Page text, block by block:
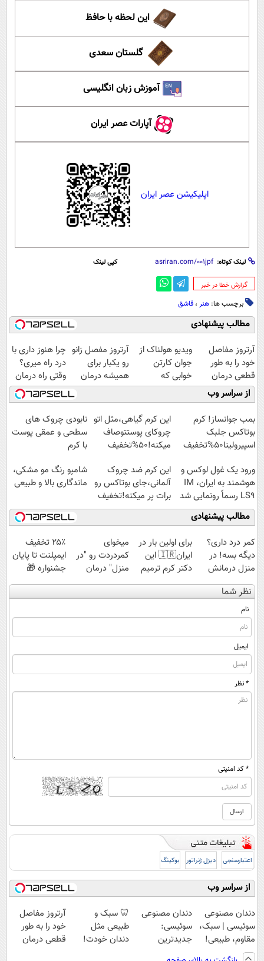
این لحظه با حافظ
گلستان سعدی
آموزش زبان انگلیسی
آپارات عصر ایران
اپلیکیشن عصر ایران
لینک کوتاه: کپی لینک
‌گزارش خطا در خبر
برچسب ها: هنر ، قاشق
مطالب پیشنهادی
آرتروز مفاصل
خود را به طور
قطعی درمان
کنید!
◗پرسش‌نامه◖
ویدیو هولناک از
جوان کارتن
خوابی که
میلیاردر شد.
آموزش رایگان
آرتروز مفصل زانو
رو یکبار برای
همیشه درمان
کن!
◗پرسش‌نامه◖
چرا هنوز داری با
درد راه میری؟
وقتی راه درمان
جلو پاته!
از سراسر وب
بمب جوانساز! کرم
بوتاکس جلبک
اسپیرولینا50%تخفیف
این کرم گیاهی،مثل اتو
چروکای پوستتوصاف
میکنه!50%تخفیف
نابودی چروک های
سطحی و عمقی پوست
با کرم
ورود یک غول لوکس و
هوشمند به ایران، IM
LS9 رسماً رونمایی شد
این کرم ضد چروک
آلمانی،جای بوتاکس رو
برات پر میکنه!تخفیف
تا امشب
شامپو رنگ مو مشکی،
ماندگاری بالا و طبیعی
مطالب پیشنهادی
کمر درد داری؟
دیگه بسه! در
منزل درمانش
کن
(◀پرسش‌نامه)
برای اولین بار در
ایران🇮🇷 این
دکتر کرم ترمیم
کننده 23 روزه
ساخت!
میخوای
کمردردت رو "در
منزل" درمان
کنی؟ (◂فیلم +
◂پرسش‌نامه)
۲۵٪ تخفیف
ایمپلنت تا پایان
جشنواره 🎁
نظر شما
نام
ایمیل
* نظر
* کد امنیتی
اعتبارسنجی دیزل ژنراتور بوکینگ
از سراسر وب
دندان مصنوعی
سوئیسی | سبک،
مقاوم، طبیعی!
ویزیت
دندان مصنوعی
سوئیسی:
جدیدترین
🦷 سبک و
طبیعی مثل
دندان خودت!
آرتروز مفاصل
خود را به طور
قطعی درمان